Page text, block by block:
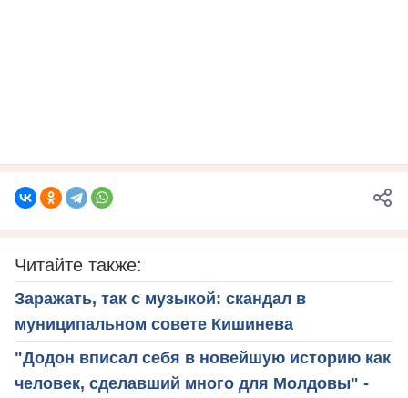
Читайте также:
Заражать, так с музыкой: скандал в
муниципальном совете Кишинева
"Додон вписал себя в новейшую историю как
человек, сделавший много для Молдовы" -